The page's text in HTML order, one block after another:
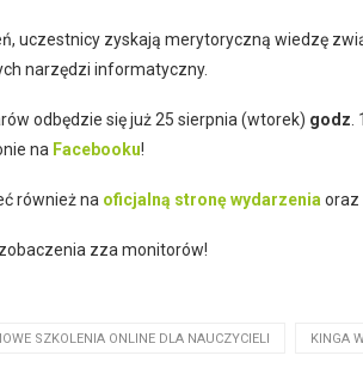
uczestnicy zyskają merytoryczną wiedzę
narzędzi informatyczny.
odbędzie się już 25 sierpnia (wtorek) godz
na Facebooku!
również na oficjalną stronę wydarzenia oraz
zza monitorów!
SZKOLENIA ONLINE DLA NAUCZYCIELI KINGA